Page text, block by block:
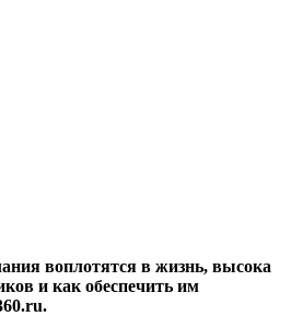
воплотятся в жизнь, высока
и как обеспечить им